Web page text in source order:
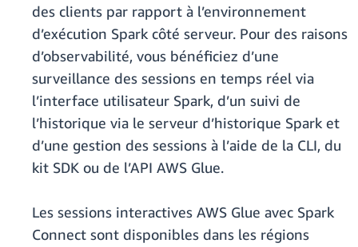
des clients par rapport à l’environnement
d’exécution Spark côté serveur. Pour des raisons
d’observabilité, vous bénéficiez d’une
surveillance des sessions en temps réel via
l’interface utilisateur Spark, d’un suivi de
l’historique via le serveur d’historique Spark et
d’une gestion des sessions à l’aide de la CLI, du
kit SDK ou de l’API AWS Glue.
Les sessions interactives AWS Glue avec Spark
Connect sont disponibles dans les régions